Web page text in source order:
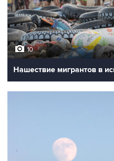
10
Нашествие мигрантов в